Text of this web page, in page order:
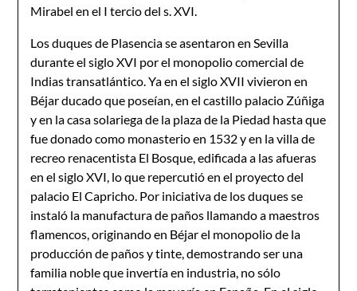
Mirabel en el I tercio del s. XVI.
Los duques de Plasencia se asentaron en Sevilla
durante el siglo XVI por el monopolio comercial de
Indias transatlántico. Ya en el siglo XVII vivieron en
Béjar ducado que poseían, en el castillo palacio Zúñiga
y en la casa solariega de la plaza de la Piedad hasta que
fue donado como monasterio en 1532 y en la villa de
recreo renacentista El Bosque, edificada a las afueras
en el siglo XVI, lo que repercutió en el proyecto del
palacio El Capricho. Por iniciativa de los duques se
instaló la manufactura de paños llamando a maestros
flamencos, originando en Béjar el monopolio de la
producción de paños y tinte, demostrando ser una
familia noble que invertía en industria, no sólo